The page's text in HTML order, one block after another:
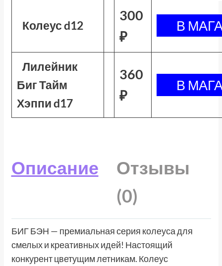
Колеус d12
300
₽
Лилейник
Биг Тайм
Хэппи d17
360
₽
Описание
Отзывы
(0)
БИГ БЭН — премиальная серия колеуса для
смелых и креативных идей! Настоящий
конкурент цветущим летникам. Колеус